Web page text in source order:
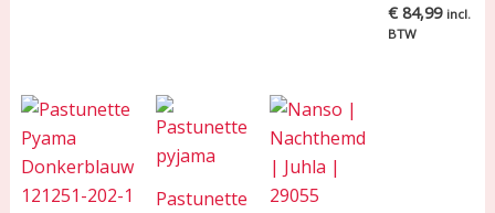
€84,99 incl.
BTW
Pastunette